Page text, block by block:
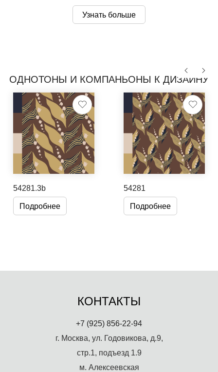
Узнать больше
ОДНОТОНЫ И КОМПАНЬОНЫ К ДИЗАЙНУ
54281.3b
Подробнее
54281
Подробнее
КОНТАКТЫ
+7 (925) 856-22-94
г. Москва, ул. Годовикова, д.9,
стр.1, подъезд 1.9
м. Алексеевская